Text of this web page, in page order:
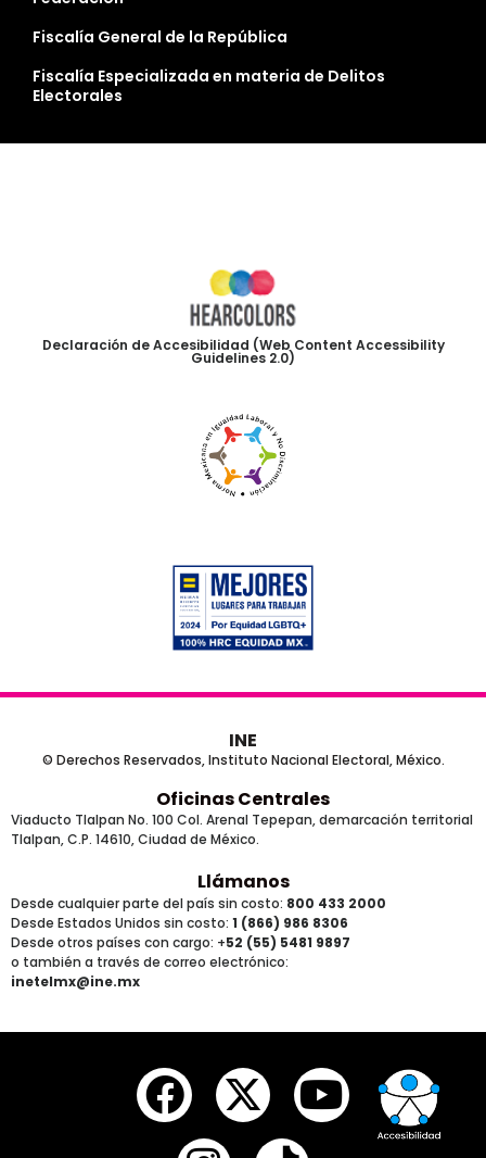
Fiscalía General de la República
Fiscalía Especializada en materia de Delitos
Electorales
Declaración de Accesibilidad (Web Content Accessibility
Guidelines 2.0)
INE
© Derechos Reservados, Instituto Nacional Electoral, México.
Oficinas Centrales
Viaducto Tlalpan No. 100 Col. Arenal Tepepan, demarcación territorial
Tlalpan, C.P. 14610, Ciudad de México.
Llámanos
Desde cualquier parte del país sin costo: 800 433 2000
Desde Estados Unidos sin costo: 1 (866) 986 8306
Desde otros países con cargo: +52 (55) 5481 9897
o también a través de correo electrónico:
inetelmx@ine.mx